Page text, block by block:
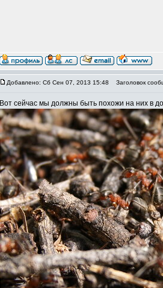
Добавлено: Сб Сен 07, 2013 15:48 Заголовок
Вот сейчас мы должны быть похожи на них в